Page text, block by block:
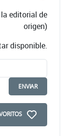
editorial de
origen)
disponible.
ENVIAR